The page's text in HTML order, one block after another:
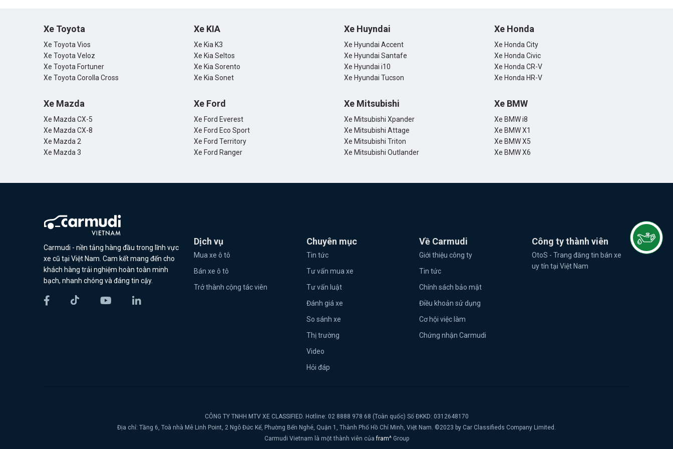
Xe Toyota
Xe Toyota Vios
Xe Toyota Veloz
Xe Toyota Fortuner
Xe Toyota Corolla Cross
Xe KIA
Xe Kia K3
Xe Kia Seltos
Xe Kia Sorento
Xe Kia Sonet
Xe Huyndai
Xe Hyundai Accent
Xe Hyundai Santafe
Xe Hyundai i10
Xe Hyundai Tucson
Xe Honda
Xe Honda City
Xe Honda Civic
Xe Honda CR-V
Xe Honda HR-V
Xe Mazda
Xe Mazda CX-5
Xe Mazda CX-8
Xe Mazda 2
Xe Mazda 3
Xe Ford
Xe Ford Everest
Xe Ford Eco Sport
Xe Ford Territory
Xe Ford Ranger
Xe Mitsubishi
Xe Mitsubishi Xpander
Xe Mitsubishi Attage
Xe Mitsubishi Triton
Xe Mitsubishi Outlander
Xe BMW
Xe BMW i8
Xe BMW X1
Xe BMW X5
Xe BMW X6
Carmudi - nền tảng hàng đầu trong lĩnh vực
xe cũ tại Việt Nam. Cam kết mang đến cho
khách hàng trải nghiệm hoàn toàn minh
bạch, nhanh chóng và đáng tin cậy.
Dịch vụ
Mua xe ô tô
Bán xe ô tô
Trở thành cộng tác viên
Chuyên mục
Tin tức
Tư vấn mua xe
Tư vấn luật
Đánh giá xe
So sánh xe
Thị trường
Video
Hỏi đáp
Về Carmudi
Giới thiệu công ty
Tin tức
Chính sách bảo mật
Điều khoản sử dụng
Cơ hội việc làm
Chứng nhận Carmudi
Công ty thành viên
OtoS - Trang đăng tin bán xe
uy tín tại Việt Nam
CÔNG TY TNHH MTV XE CLASSIFIED. Hotline: 02 8888 978 68 (Toàn quốc) Số ĐKKD: 0312648170
Địa chỉ: Tầng 6, Toà nhà Mê Linh Point, 2 Ngô Đức Kế, Phường Bến Nghé, Quận 1, Thành Phố Hồ Chí Minh, Việt Nam. ©2023 by Car Classifieds Company Limited.
Carmudi Vietnam là một thành viên củafram^ Group